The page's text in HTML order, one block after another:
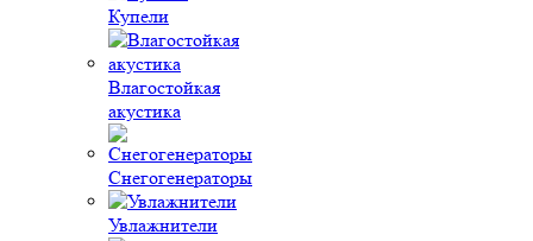
Купели
Влагостойкая
акустика
Снегогенераторы
Увлажнители